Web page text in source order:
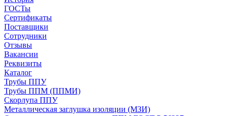
ГОСТы
Сертификаты
Поставщики
Сотрудники
Отзывы
Вакансии
Реквизиты
Каталог
Трубы ППУ
Трубы ППМ (ППМИ)
Скорлупа ППУ
Металлическая заглушка изоляции (МЗИ)